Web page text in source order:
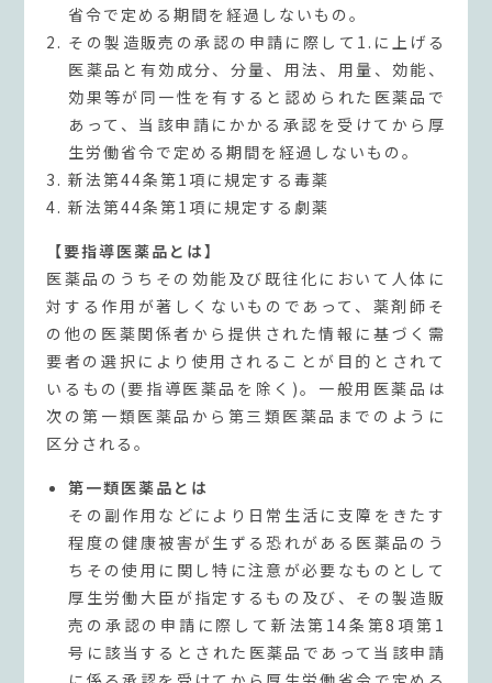
省令で定める期間を経過しないもの。
その製造販売の承認の申請に際して1.に上げる
医薬品と有効成分、分量、用法、用量、効能、
効果等が同一性を有すると認められた医薬品で
あって、当該申請にかかる承認を受けてから厚
生労働省令で定める期間を経過しないもの。
新法第44条第1項に規定する毒薬
新法第44条第1項に規定する劇薬
【要指導医薬品とは】
医薬品のうちその効能及び既往化において人体に
対する作用が著しくないものであって、薬剤師そ
の他の医薬関係者から提供された情報に基づく需
要者の選択により使用されることが目的とされて
いるもの(要指導医薬品を除く)。一般用医薬品は
次の第一類医薬品から第三類医薬品までのように
区分される。
第一類医薬品とは
その副作用などにより日常生活に支障をきたす
程度の健康被害が生ずる恐れがある医薬品のう
ちその使用に関し特に注意が必要なものとして
厚生労働大臣が指定するもの及び、その製造販
売の承認の申請に際して新法第14条第8項第1
号に該当するとされた医薬品であって当該申請